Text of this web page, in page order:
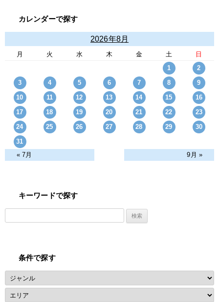
カレンダーで探す
2026年8月
月 火 水 木 金 土 日
« 7月 9月 »
1
2
3
4 5 6 7 8
9
10
11 12 13 14 15
16
17
18 19 20 21 22
23
24
25 26 27 28 29
30
31
キーワードで探す
条件で探す